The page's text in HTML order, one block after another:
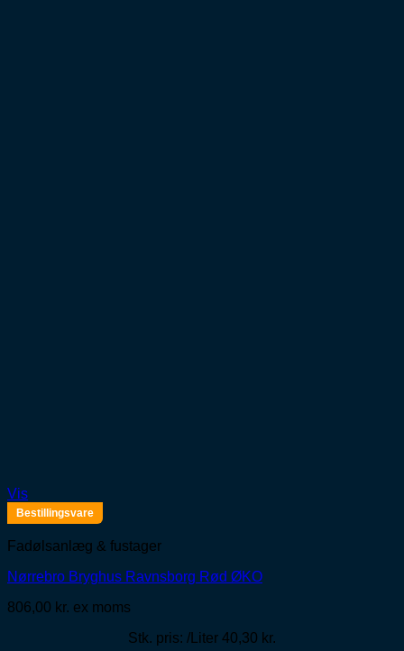
Vis
Bestillingsvare
Fadølsanlæg & fustager
Nørrebro Bryghus Ravnsborg Rød ØKO
806,00 kr. ex moms
Stk. pris: /Liter 40,30 kr.